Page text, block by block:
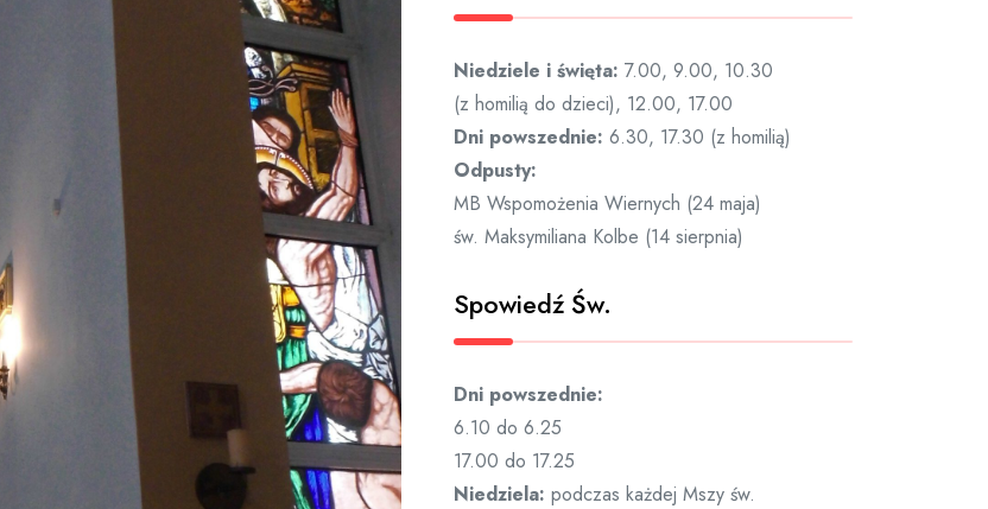
Niedziele i święta: 7.00, 9.00, 10.30
(z homilią do dzieci), 12.00, 17.00
Dni powszednie: 6.30, 17.30 (z homilią)
Odpusty:
MB Wspomożenia Wiernych (24 maja)
św. Maksymiliana Kolbe (14 sierpnia)
Spowiedź Św.
Dni powszednie:
6.10 do 6.25
17.00 do 17.25
Niedziela: podczas każdej Mszy św.